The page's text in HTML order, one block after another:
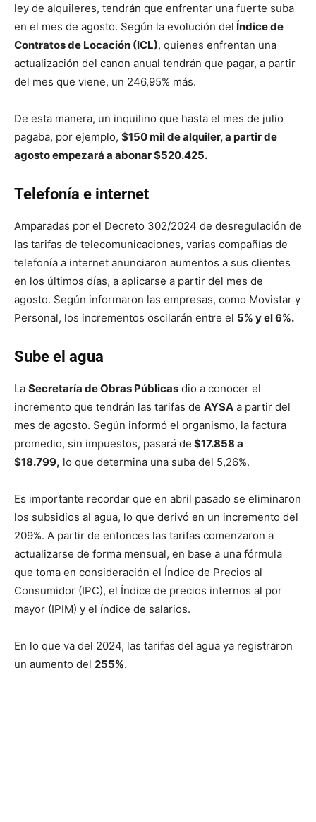
ley de alquileres, tendrán que enfrentar una fuerte suba
en el mes de agosto. Según la evolución del Índice de
Contratos de Locación (ICL), quienes enfrentan una
actualización del canon anual tendrán que pagar, a partir
del mes que viene, un 246,95% más.
De esta manera, un inquilino que hasta el mes de julio
pagaba, por ejemplo, $150 mil de alquiler, a partir de
agosto empezará a abonar $520.425.
Telefonía e internet
Amparadas por el Decreto 302/2024 de desregulación de
las tarifas de telecomunicaciones, varias compañías de
telefonía a internet anunciaron aumentos a sus clientes
en los últimos días, a aplicarse a partir del mes de
agosto. Según informaron las empresas, como Movistar y
Personal, los incrementos oscilarán entre el 5% y el 6%.
Sube el agua
La Secretaría de Obras Públicas dio a conocer el
incremento que tendrán las tarifas de AYSA a partir del
mes de agosto. Según informó el organismo, la factura
promedio, sin impuestos, pasará de $17.858 a
$18.799, lo que determina una suba del 5,26%.
Es importante recordar que en abril pasado se eliminaron
los subsidios al agua, lo que derivó en un incremento del
209%. A partir de entonces las tarifas comenzaron a
actualizarse de forma mensual, en base a una fórmula
que toma en consideración el Índice de Precios al
Consumidor (IPC), el Índice de precios internos al por
mayor (IPIM) y el índice de salarios.
En lo que va del 2024, las tarifas del agua ya registraron
un aumento del 255%.